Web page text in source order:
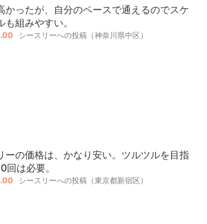
かったが、自分のペースで通えるのでスケ
も組みやすい。
シースリーへの投稿（神奈川県中区）
ーの価格は、かなり安い。ツルツルを目指
回は必要。
シースリーへの投稿（東京都新宿区）